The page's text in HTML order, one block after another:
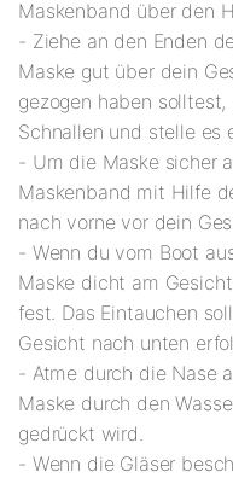
Maskenband über den
- Ziehe an den Enden
Maske gut über dein
gezogen haben
Schnallen und stelle es
- Um die Maske sicher
Maskenband mit Hilfe
nach vorne vor dein
- Wenn du vom Boot
Maske dicht am
fest. Das Eintauchen
Gesicht nach unten
- Atme durch die Nase
Maske durch den
gedrückt wird.
- Wenn die Gläser